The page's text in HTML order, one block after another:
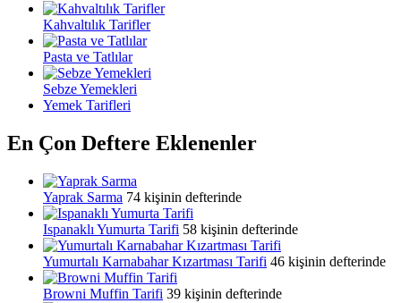
Kahvaltılık Tarifler
Pasta ve Tatlılar
Sebze Yemekleri
Yemek Tarifleri
En Çon Deftere Eklenenler
Yaprak Sarma 74 kişinin defterinde
Ispanaklı Yumurta Tarifi 58 kişinin defterinde
Yumurtalı Karnabahar Kızartması Tarifi 46 kişinin defterinde
Browni Muffin Tarifi 39 kişinin defterinde